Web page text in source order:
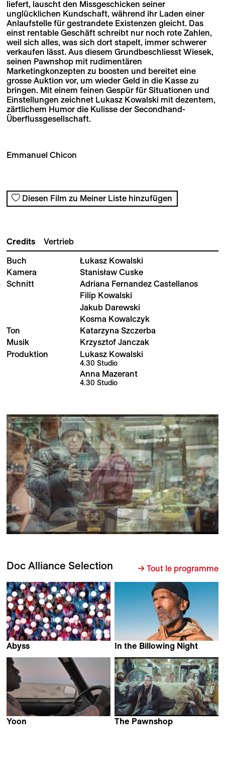
liefert, lauscht den Missgeschicken seiner
unglücklichen Kundschaft, während ihr Laden einer
Anlaufstelle für gestrandete Existenzen gleicht. Das
einst rentable Geschäft schreibt nur noch rote Zahlen,
weil sich alles, was sich dort stapelt, immer schwerer
verkaufen lässt. Aus diesem Grundbeschliesst Wiesek,
seinen Pawnshop mit rudimentären
Marketingkonzepten zu boosten und bereitet eine
grosse Auktion vor, um wieder Geld in die Kasse zu
bringen. Mit einem feinen Gespür für Situationen und
Einstellungen zeichnet Lukasz Kowalski mit dezentem,
zärtlichem Humor die Kulisse der Secondhand-
Überflussgesellschaft.
Emmanuel Chicon
Diesen Film zu Meiner Liste hinzufügen
Credits Vertrieb
Buch
Łukasz Kowalski
Kamera
Stanisław Cuske
Schnitt
Adriana Fernandez Castellanos
Filip Kowalski
Jakub Darewski
Kosma Kowalczyk
Ton
Katarzyna Szczerba
Musik
Krzysztof Janczak
Produktion
Lukasz Kowalski
4.30 Studio
Anna Mazerant
4.30 Studio
Doc Alliance Selection → Tout le programme
Abyss
In the Billowing Night
Yoon
The Pawnshop